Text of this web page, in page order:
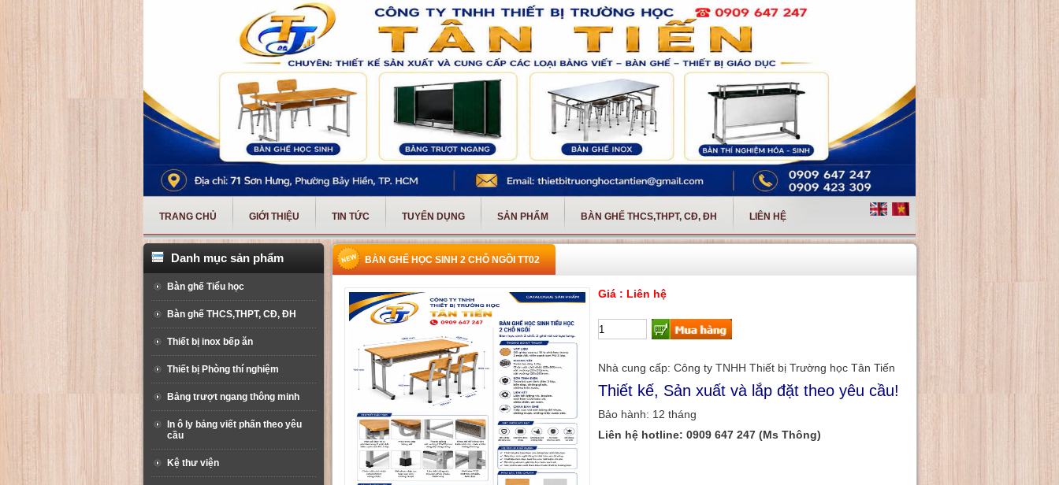
TRANG CHỦ GIỚI THIỆU TIN TỨC TUYỂN DỤNG SẢN PHẨM BÀN GHẾ THCS,THPT, CĐ, ĐH LIÊN HỆ
Danh mục sản phẩm
Bàn ghế Tiểu học
Bàn ghế THCS,THPT, CĐ, ĐH
Thiết bị inox bếp ăn
Thiết bị Phòng thí nghiệm
Bảng trượt ngang thông minh
In ô ly bảng viết phấn theo yêu
cầu
Kệ thư viện
BÀN GHẾ HỌC SINH 2 CHỖ NGỒI TT02
Giá : Liên hệ
Nhà cung cấp: Công ty TNHH Thiết bị Trường học Tân Tiến
Thiết kế, Sản xuất và lắp đặt theo yêu cầu!
Bảo hành: 12 tháng
Liên hệ hotline: 0909 647 247 (Ms Thông)